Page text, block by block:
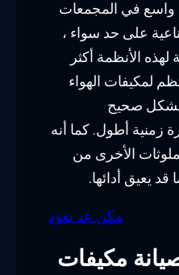
واسع في المجمعات
على حد سواء ،
الأنظمة أكثر
لمكيفات الهواء
بشكل صحيح
زمنية أطول. كما أنه
الأخرى من
قد يعيق أدائها.
مكن عد نقود
مكيفات